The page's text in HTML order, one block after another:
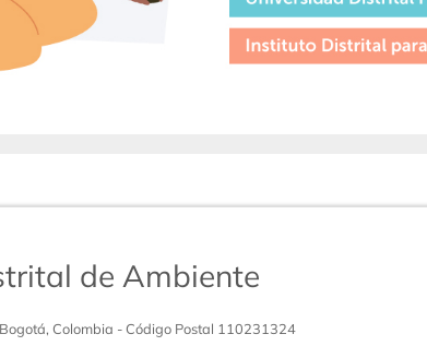
de Ambiente
Colombia - Código Postal 110231324